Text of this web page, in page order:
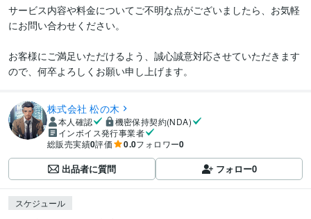
サービス内容や料金についてご不明な点がございましたら、お気軽
にお問い合わせください。
お客様にご満足いただけるよう、誠心誠意対応させていただきます
ので、何卒よろしくお願い申し上げます。
株式会社 松の木
本人確認
機密保持契約(NDA)
インボイス発行事業者
総販売実績0評価 0.0フォロワー0
出品者に質問 フォロー0
スケジュール